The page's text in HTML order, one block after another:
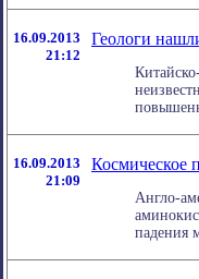
16.09.2013
21:12
Геологи
16.09.2013
21:09
Космическое
Англо-
падения